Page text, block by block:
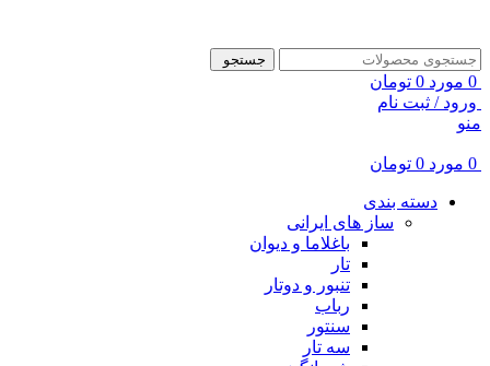
جستجو
0 مورد 0 تومان
ورود / ثبت نام
منو
0 مورد 0 تومان
دسته بندی
ساز های ایرانی
باغلاما و دیوان
تار
تنبور و دوتار
رباب
سنتور
سه تار